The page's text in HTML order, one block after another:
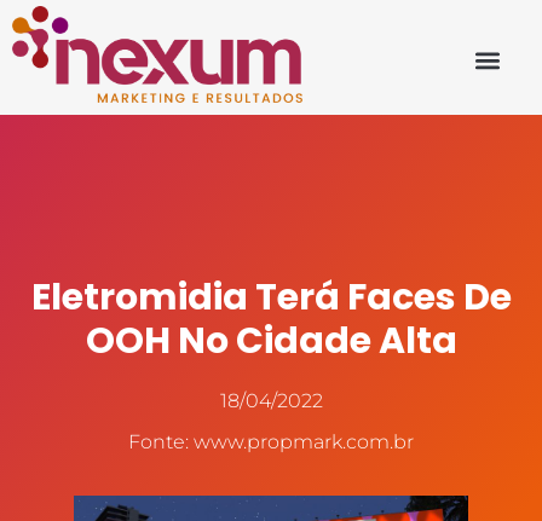
Eletromidia Terá Faces De
OOH No Cidade Alta
18/04/2022
Fonte: www.propmark.com.br